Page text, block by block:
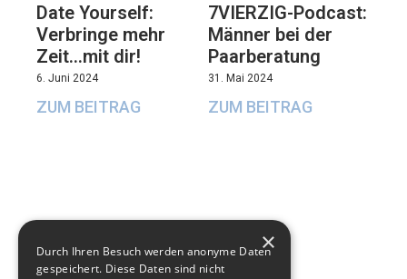
Date Yourself:
Verbringe mehr
Zeit…mit dir!
6. Juni 2024
ZUM BEITRAG
7VIERZIG-Podcast:
Männer bei der
Paarberatung
31. Mai 2024
ZUM BEITRAG
×
Durch Ihren Besuch werden anonyme Daten
gespeichert. Diese Daten sind nicht